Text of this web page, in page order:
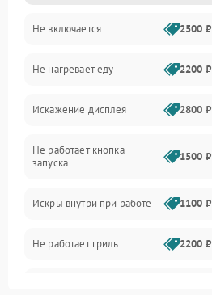
Механика и внутренние элементы
Механические повреждения
Питание и запуск
Нагрев и приготовление
Программное обеспечение
Не включается 2500 ₽
Не нагревает еду 2200 ₽
Искажение дисплея 2800 ₽
Не работает кнопка
запуска
1500 ₽
Искры внутри при работе 1100 ₽
Не работает гриль 2200 ₽